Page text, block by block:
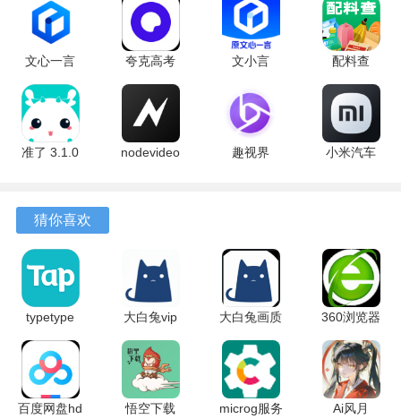
软件亮点
1、许多图标包提供了同一应用的多版本图标设计，为单个软
件挑选最符合当前桌面风格的那一个。
2、部分小组件具备一定的交互性，比如音乐播放控件、日程
清单，在不打开完整应用的情况下就能进行基础操作。
3、对导入的自定义图片有基础的裁剪和调色功能，允许用户
文心一言
4.0
5.16.0.10
最新版
夸克高考
10.14.0.1115
最新版
文小言
安卓版
配料查
3.0.1 官方
版
准了 3.1.0
nodevideo
趣视界
小米汽车
猜你喜欢
typetype
2.96.8-
rel#100000
最新版
大白兔vip
版3.0 8860
安卓版
大白兔画质
助手 v2.0.5
安卓版
360浏览器
tv版
v10.1.7.240
安卓版
百度网盘hd
悟空下载
microg服务
Ai风月